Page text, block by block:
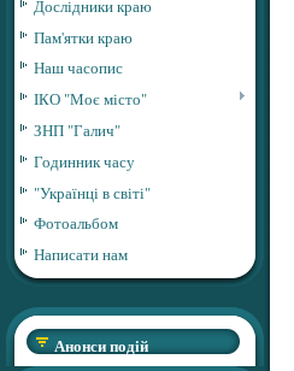
Дослідники краю
Пам'ятки краю
Наш часопис
ІКО "Моє місто"
ЗНП "Галич"
Годинник часу
"Українці в світі"
Фотоальбом
Написати нам
Анонси подій